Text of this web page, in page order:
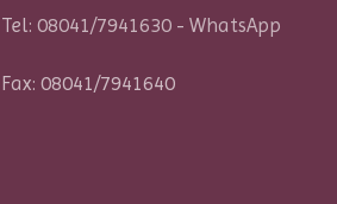
Tel:08041/7941630 -WhatsApp
Fax: 08041/7941640